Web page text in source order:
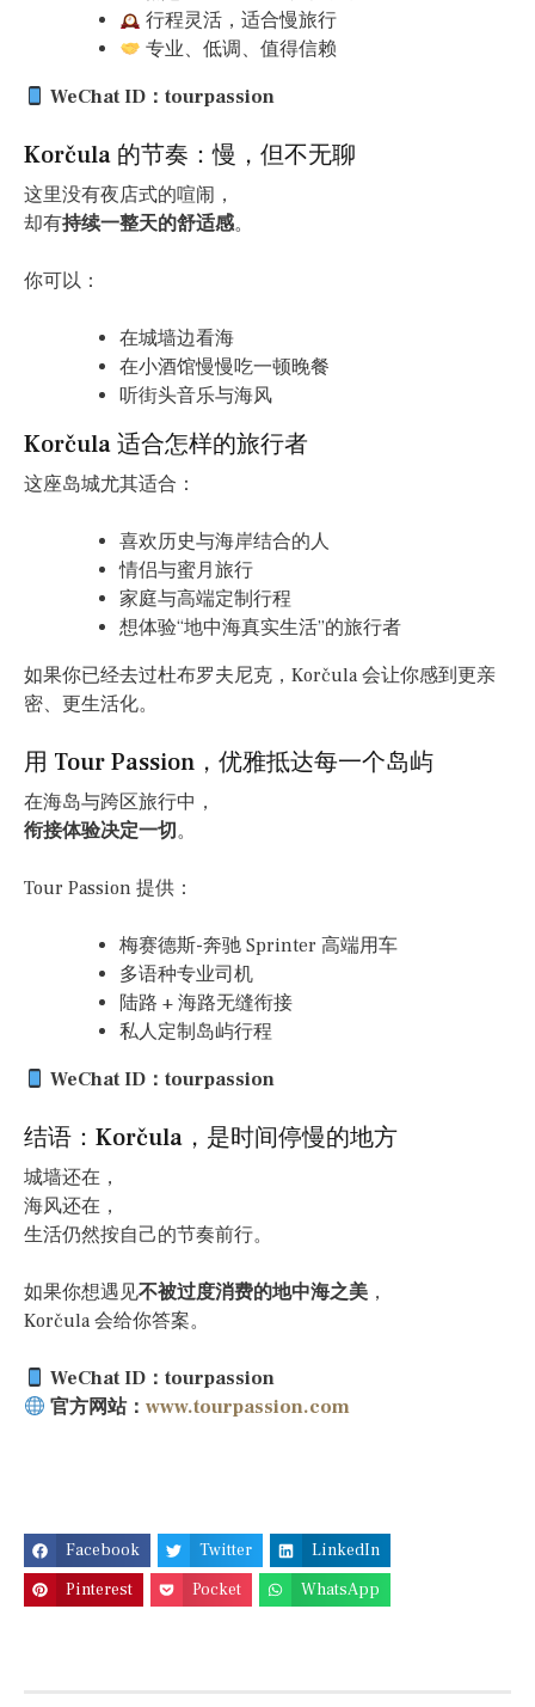
行程灵活，适合慢旅行
专业、低调、值得信赖
WeChat ID：tourpassion
Korčula 的节奏：慢，但不无聊
这里没有夜店式的喧闹，
却有持续一整天的舒适感。
你可以：
在城墙边看海
在小酒馆慢慢吃一顿晚餐
听街头音乐与海风
Korčula 适合怎样的旅行者
这座岛城尤其适合：
喜欢历史与海岸结合的人
情侣与蜜月旅行
家庭与高端定制行程
想体验“地中海真实生活”的旅行者
如果你已经去过杜布罗夫尼克，Korčula 会让你感到更亲
密、更生活化。
用 Tour Passion，优雅抵达每一个岛屿
在海岛与跨区旅行中，
衔接体验决定一切。
Tour Passion 提供：
梅赛德斯-奔驰 Sprinter 高端用车
多语种专业司机
陆路 + 海路无缝衔接
私人定制岛屿行程
WeChat ID：tourpassion
结语：Korčula，是时间停慢的地方
城墙还在，
海风还在，
生活仍然按自己的节奏前行。
如果你想遇见不被过度消费的地中海之美 ，
Korčula 会给你答案。
WeChat ID：tourpassion
官方网站：www.tourpassion.com
Facebook Twitter
LinkedIn
Pinterest
Pocket WhatsApp